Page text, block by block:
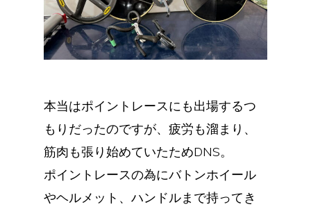
本当はポイントレースにも出場するつ
もりだったのですが、疲労も溜まり、
筋肉も張り始めていたためDNS。
ポイントレースの為にバトンホイール
やヘルメット、ハンドルまで持ってき